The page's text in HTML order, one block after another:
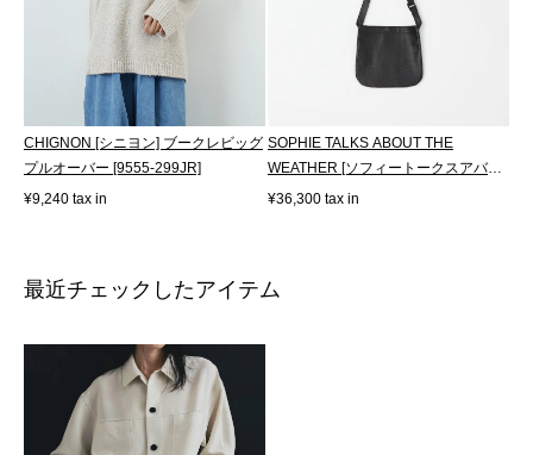
CHIGNON [シニヨン] ブークレビッグ
プルオーバー [9555-299JR]
¥9,240 tax in
SOPHIE TALKS ABOUT THE
WEATHER [ソフィートークスアバウ
トザウェザー] レ...
¥36,300 tax in
最近チェックしたアイテム